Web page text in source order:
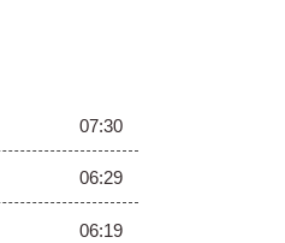
07:30
06:29
06:19